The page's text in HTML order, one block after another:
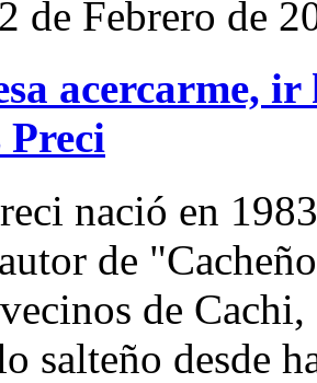
de Febrero de
acercarme,
Preci
nació en
de
de
salteño desde